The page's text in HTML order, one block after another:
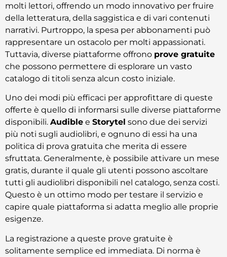
molti lettori, offrendo un modo innovativo per fruire
della letteratura, della saggistica e di vari contenuti
narrativi. Purtroppo, la spesa per abbonamenti può
rappresentare un ostacolo per molti appassionati.
Tuttavia, diverse piattaforme offrono prove gratuite
che possono permettere di esplorare un vasto
catalogo di titoli senza alcun costo iniziale.
Uno dei modi più efficaci per approfittare di queste
offerte è quello di informarsi sulle diverse piattaforme
disponibili. Audible e Storytel sono due dei servizi
più noti sugli audiolibri, e ognuno di essi ha una
politica di prova gratuita che merita di essere
sfruttata. Generalmente, è possibile attivare un mese
gratis, durante il quale gli utenti possono ascoltare
tutti gli audiolibri disponibili nel catalogo, senza costi.
Questo è un ottimo modo per testare il servizio e
capire quale piattaforma si adatta meglio alle proprie
esigenze.
La registrazione a queste prove gratuite è
solitamente semplice ed immediata. Di norma è